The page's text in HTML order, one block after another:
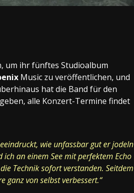
um ihr fünftes Studioalbum
Music zu veröffentlichen, und
hat die Band für den
alle Konzert-Termine findet
wie unfassbar gut er jodeln
an einem See mit perfektem Echo
Technik sofort verstanden. Seitdem
ganz von selbst verbessert.“